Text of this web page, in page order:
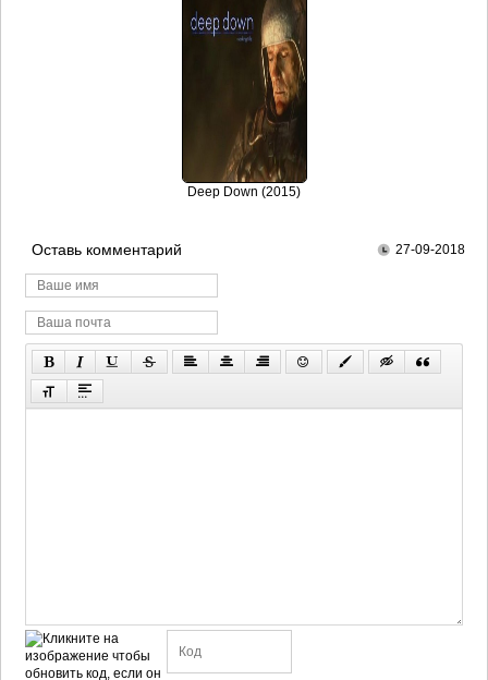
Deep Down (2015)
Оставь комментарий 27-09-2018